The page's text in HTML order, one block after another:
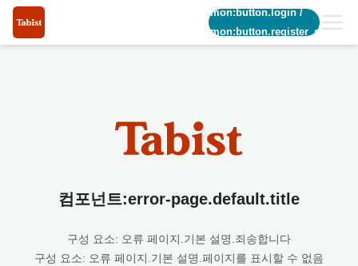
common:button.login/
common:button.register_short
컴포넌트:error-page.default.title
구성 요소: 오류 페이지.기본 설명.죄송합니다
구성 요소: 오류 페이지.기본 설명.페이지를 표시할 수 없음